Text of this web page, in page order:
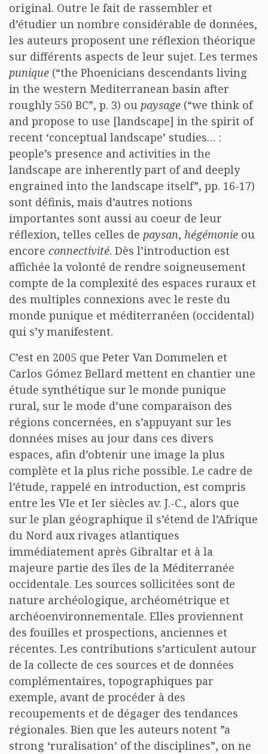
original. Outre le fait de rassembler et
d’étudier un nombre considérable de données,
les auteurs proposent une réflexion théorique
sur différents aspects de leur sujet. Les termes
punique (“the Phoenicians descendants living
in the western Mediterranean basin after
roughly 550 BC”, p. 3) ou paysage (“we think of
and propose to use [landscape] in the spirit of
recent ‘conceptual landscape’ studies… :
people’s presence and activities in the
landscape are inherently part of and deeply
engrained into the landscape itself”, pp. 16-17)
sont définis, mais d’autres notions
importantes sont aussi au coeur de leur
réflexion, telles celles de paysan, hégémonie ou
encore connectivité. Dès l’introduction est
affichée la volonté de rendre soigneusement
compte de la complexité des espaces ruraux et
des multiples connexions avec le reste du
monde punique et méditerranéen (occidental)
qui s’y manifestent.
C’est en 2005 que Peter Van Dommelen et
Carlos Gómez Bellard mettent en chantier une
étude synthétique sur le monde punique
rural, sur le mode d’une comparaison des
régions concernées, en s’appuyant sur les
données mises au jour dans ces divers
espaces, afin d’obtenir une image la plus
complète et la plus riche possible. Le cadre de
l’étude, rappelé en introduction, est compris
entre les VIe et Ier siècles av. J.-C., alors que
sur le plan géographique il s’étend de l’Afrique
du Nord aux rivages atlantiques
immédiatement après Gibraltar et à la
majeure partie des îles de la Méditerranée
occidentale. Les sources sollicitées sont de
nature archéologique, archéométrique et
archéoenvironnementale. Elles proviennent
des fouilles et prospections, anciennes et
récentes. Les contributions s’articulent autour
de la collecte de ces sources et de données
complémentaires, topographiques par
exemple, avant de procéder à des
recoupements et de dégager des tendances
régionales. Bien que les auteurs notent ”a
strong ‘ruralisation’ of the disciplines”, on ne